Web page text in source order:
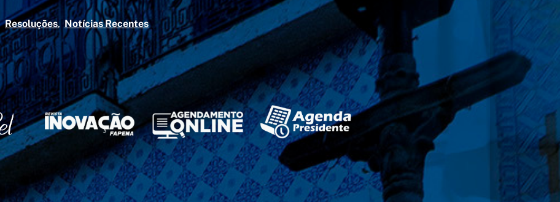
Resoluções Notícias Recentes